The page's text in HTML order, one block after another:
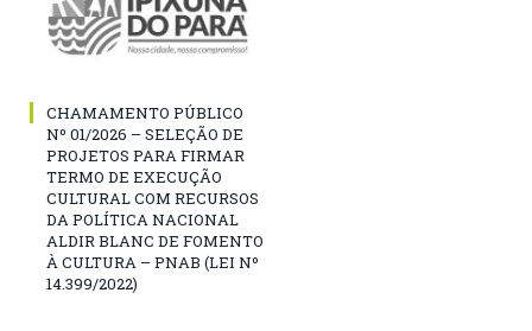
CHAMAMENTO PÚBLICO
Nº 01/2026 – SELEÇÃO DE
PROJETOS PARA FIRMAR
TERMO DE EXECUÇÃO
CULTURAL COM RECURSOS
DA POLÍTICA NACIONAL
ALDIR BLANC DE FOMENTO
À CULTURA – PNAB (LEI Nº
14.399/2022)